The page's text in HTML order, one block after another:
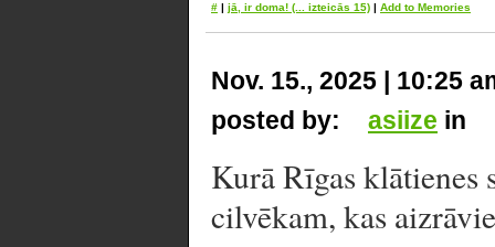
# | jā, ir doma! (... izteicās 15) | Add to Memories
Nov. 15., 2025 | 10:25
posted by:
asiize in
Kurā Rīgas
cilvēkam, kas